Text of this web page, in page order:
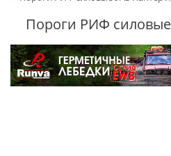
Пороги РИФ